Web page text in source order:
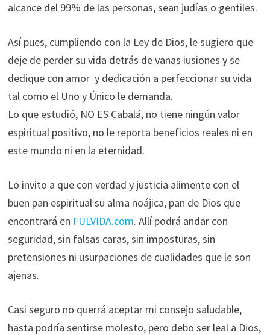
alcance del 99% de las personas, sean judías o gentiles.
Así pues, cumpliendo con la Ley de Dios, le sugiero que
deje de perder su vida detrás de vanas iusiones y se
dedique con amor y dedicación a perfeccionar su vida
tal como el Uno y Único le demanda.
Lo que estudió, NO ES Cabalá, no tiene ningún valor
espiritual positivo, no le reporta beneficios reales ni en
este mundo ni en la eternidad.
Lo invito a que con verdad y justicia alimente con el
buen pan espiritual su alma noájica, pan de Dios que
encontrará en FULVIDA.com. Allí podrá andar con
seguridad, sin falsas caras, sin imposturas, sin
pretensiones ni usurpaciones de cualidades que le son
ajenas.
Casi seguro no querrá aceptar mi consejo saludable,
hasta podría sentirse molesto, pero debo ser leal a Dios,